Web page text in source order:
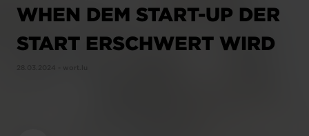
WHEN DEM START-UP DER
START ERSCHWERT WIRD